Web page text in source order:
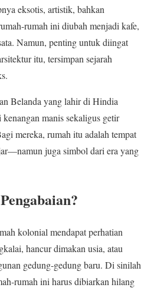
eksotis, artistik, bahkan
rumah ini diubah menjadi kafe,
Namun, penting untuk diingat
itu, tersimpan sejarah
Belanda yang lahir di Hindia
manis sekaligus getir
mereka, rumah itu adalah tempat
juga simbol dari era yang
kolonial mendapat perhatian
hancur dimakan usia, atau
gedung-gedung baru. Di sinilah
rumah ini harus dibiarkan hilang